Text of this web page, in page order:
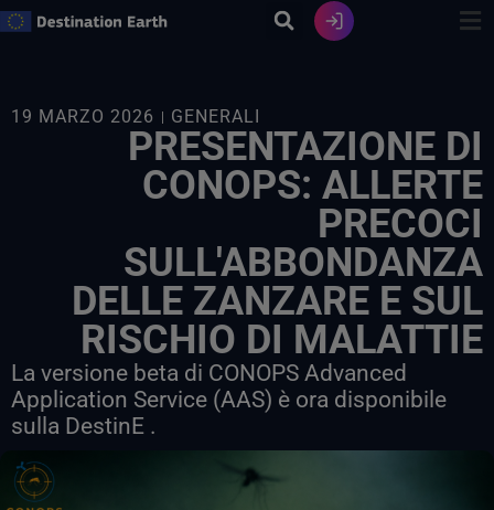
Vai
19 MARZO 2026 GENERALI
PRESENTAZIONE DI
CONOPS: ALLERTE
PRECOCI
SULL'ABBONDANZA
DELLE ZANZARE E SUL
RISCHIO DI MALATTIE
La versione beta di CONOPS Advanced
Application Service (AAS) è ora disponibile
sulla DestinE .